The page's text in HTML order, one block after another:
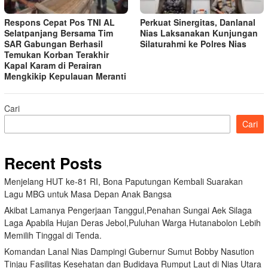
Respons Cepat Pos TNI AL
Selatpanjang Bersama Tim
SAR Gabungan Berhasil
Temukan Korban Terakhir
Kapal Karam di Perairan
Mengkikip Kepulauan Meranti
Perkuat Sinergitas, Danlanal
Nias Laksanakan Kunjungan
Silaturahmi ke Polres Nias
Cari
Cari
Recent Posts
Menjelang HUT ke-81 RI, Bona Paputungan Kembali Suarakan
Lagu MBG untuk Masa Depan Anak Bangsa
Akibat Lamanya Pengerjaan Tanggul,Penahan Sungai Aek Silaga
Laga Apabila Hujan Deras Jebol,Puluhan Warga Hutanabolon Lebih
Memilih Tinggal di Tenda.
Komandan Lanal Nias Dampingi Gubernur Sumut Bobby Nasution
Tinjau Fasilitas Kesehatan dan Budidaya Rumput Laut di Nias Utara